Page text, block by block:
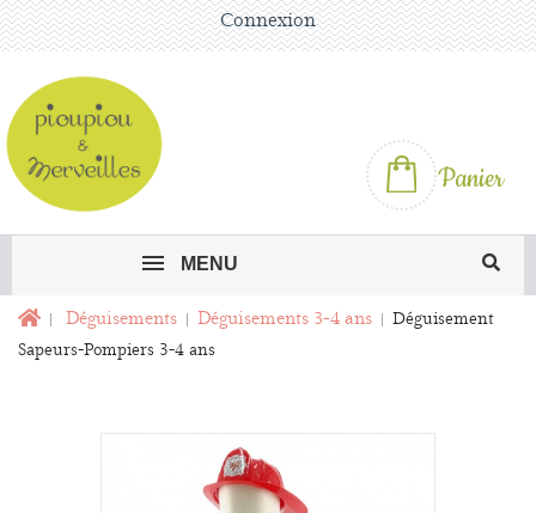
Connexion
Panier
MENU
Déguisements Déguisements 3-4 ans
Déguisement
Sapeurs-Pompiers 3-4 ans